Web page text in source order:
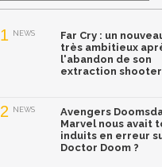
1 NEWS
Far Cry : un
très ambitieux
l'abandon de son
extraction shooter
2 NEWS
Avengers
Marvel nous avait
induits en erreur
Doctor Doom ?